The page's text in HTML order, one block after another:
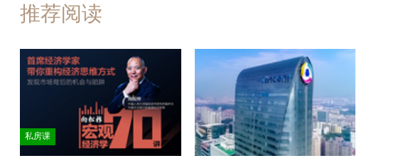
推荐阅读
私房课